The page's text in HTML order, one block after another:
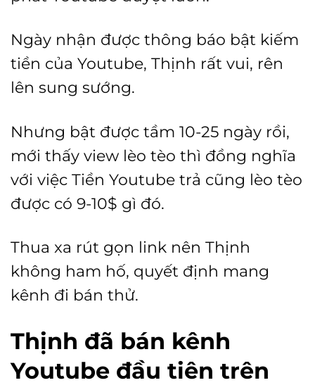
Ngày nhận được thông báo bật kiếm
tiền của Youtube, Thịnh rất vui, rên
lên sung sướng.
Nhưng bật được tầm 10-25 ngày rồi,
mới thấy view lèo tèo thì đồng nghĩa
với việc Tiền Youtube trả cũng lèo tèo
được có 9-10$ gì đó.
Thua xa rút gọn link nên Thịnh
không ham hố, quyết định mang
kênh đi bán thử.
Thịnh đã bán kênh
Youtube đầu tiên trên